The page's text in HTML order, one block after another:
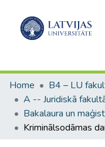
Home